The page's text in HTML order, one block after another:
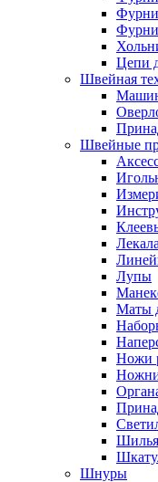
Цепи
Швейная
Швейные
Лекала
Лупы
Маты
Ножи
Шилья
Шнуры